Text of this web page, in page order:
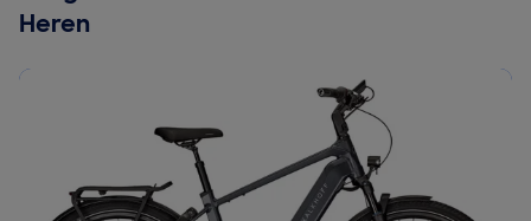
Heren